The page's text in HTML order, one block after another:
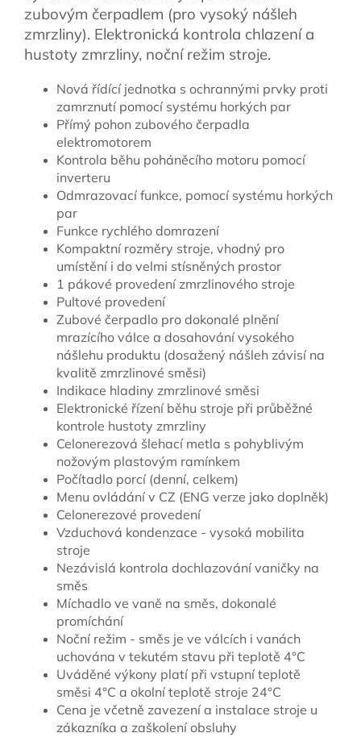
zubovým čerpadlem (pro vysoký nášleh
zmrzliny). Elektronická kontrola chlazení a
hustoty zmrzliny, noční režim stroje.
Nová řídící jednotka s ochrannými prvky proti
zamrznutí pomocí systému horkých par
Přímý pohon zubového čerpadla
elektromotorem
Kontrola běhu poháněcího motoru pomocí
inverteru
Odmrazovací funkce, pomocí systému horkých
par
Funkce rychlého domrazení
Kompaktní rozměry stroje, vhodný pro
umístění i do velmi stísněných prostor
1 pákové provedení zmrzlinového stroje
Pultové provedení
Zubové čerpadlo pro dokonalé plnění
mrazícího válce a dosahování vysokého
nášlehu produktu (dosažený nášleh závisí na
kvalitě zmrzlinové směsi)
Indikace hladiny zmrzlinové směsi
Elektronické řízení běhu stroje při průběžné
kontrole hustoty zmrzliny
Celonerezová šlehací metla s pohyblivým
nožovým plastovým ramínkem
Počítadlo porcí (denní, celkem)
Menu ovládání v CZ (ENG verze jako doplněk)
Celonerezové provedení
Vzduchová kondenzace - vysoká mobilita
stroje
Nezávislá kontrola dochlazování vaničky na
směs
Míchadlo ve vaně na směs, dokonalé
promíchání
Noční režim - směs je ve válcích i vanách
uchována v tekutém stavu při teplotě 4°C
Uváděné výkony platí při vstupní teplotě
směsi 4°C a okolní teplotě stroje 24°C
Cena je včetně zavezení a instalace stroje u
zákazníka a zaškolení obsluhy